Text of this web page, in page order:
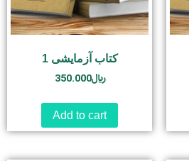
کتاب آزمایشی 1
﷼350.000
Add to cart